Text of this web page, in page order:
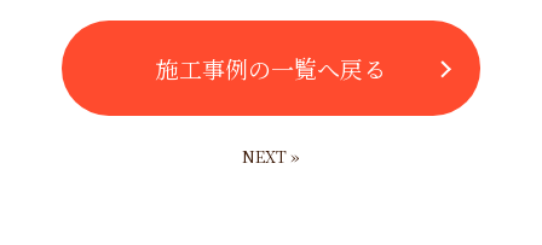
施工事例の一覧へ戻る
NEXT »